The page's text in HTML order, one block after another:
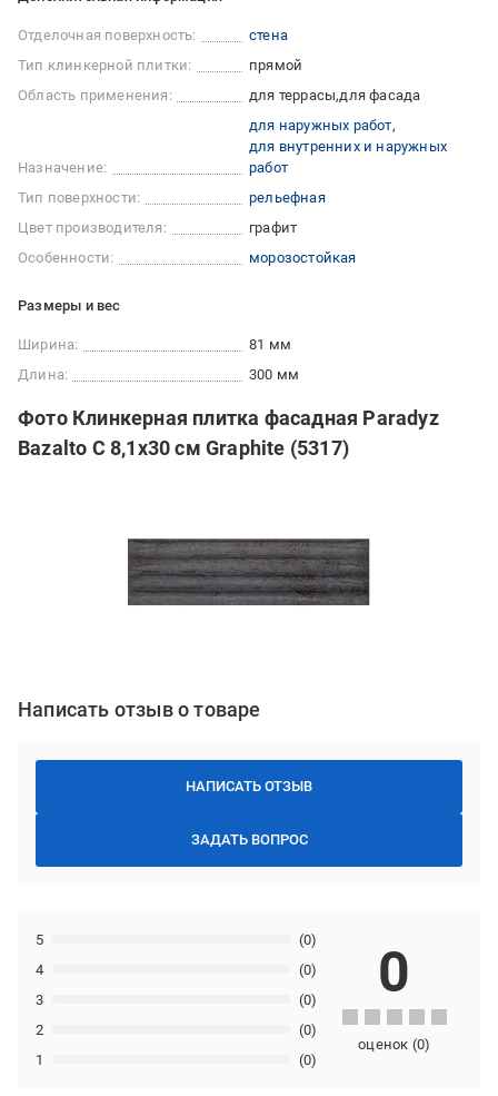
Отделочная поверхность:
стена
Тип клинкерной плитки:
прямой
Область применения:
для террасы для фасада
Назначение:
для наружных работ
для внутренних и наружных
работ
Тип поверхности:
рельефная
Цвет производителя:
графит
Особенности:
морозостойкая
Размеры и вес
Ширина:
81 мм
Длина:
300 мм
Фото Клинкерная плитка фасадная Paradyz
Bazalto C 8,1x30 см Graphite (5317)
Написать отзыв о товаре
НАПИСАТЬ ОТЗЫВ
ЗАДАТЬ ВОПРОС
1 (0)
2 (0)
3 (0)
4 (0)
5 (0)
0
оценок (0)